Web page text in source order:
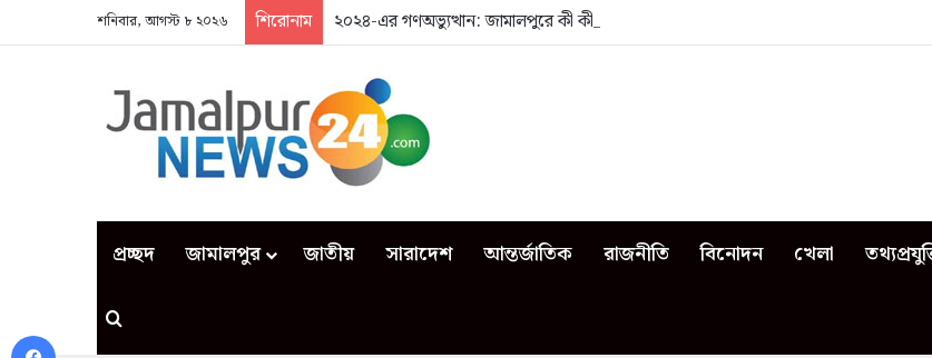
শনিবার, আগস্ট ৮ ২০২৬ শিরোনাম ২০২৪-এর গণঅভ্যুত্থান: জামালপুরে কী কী ঘটেছিল?
প্রচ্ছদ জামালপুর জাতীয় সারাদেশ আন্তর্জাতিক রাজনীতি বিনোদন খেলা
Search for
Facebook